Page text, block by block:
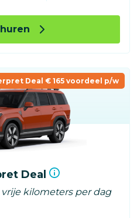
Deal € 165 voordeel p/w
Deal
kilometers per dag